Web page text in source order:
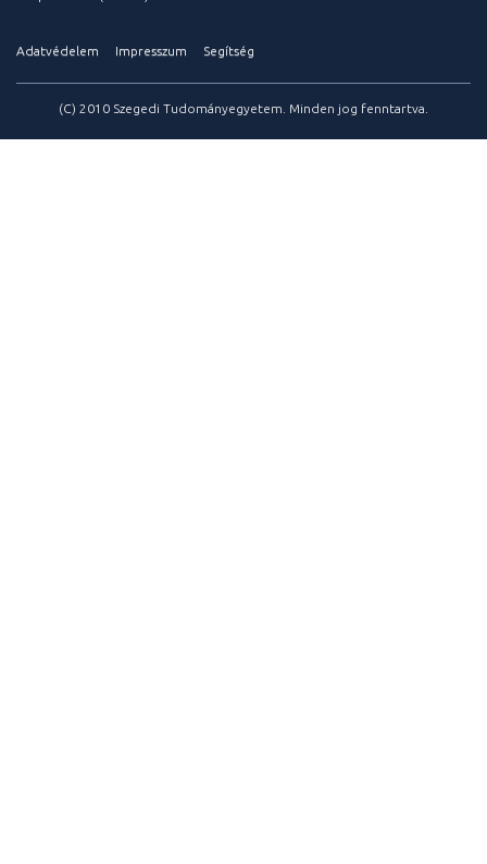
Adatvédelem Impresszum Segítség
(C) 2010 Szegedi Tudományegyetem. Minden jog fenntartva.